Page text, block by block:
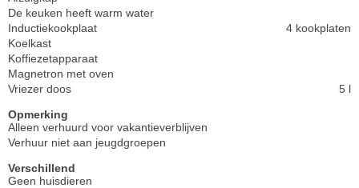
De keuken heeft warm water
Inductiekookplaat
4 kookplaten
Koelkast
Koffiezetapparaat
Magnetron met oven
Vriezer doos
5 l
Opmerking
Alleen verhuurd voor vakantieverblijven
Verhuur niet aan jeugdgroepen
Verschillend
Geen huisdieren